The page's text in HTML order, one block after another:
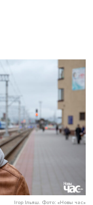
Ігор Ільяш. Фото: «Новы час»